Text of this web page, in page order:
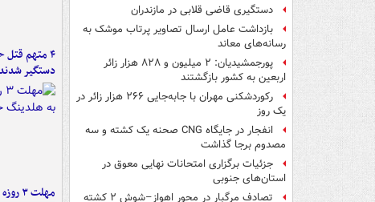
دستگیری قاضی قلابی در مازندران
بازداشت عامل ارسال تصاویر پرتاب موشک به
رسانه‌های معاند
پورجمشیدیان: ۲ میلیون و ۸۲۸ هزار زائر
اربعین به کشور بازگشتند
رکوردشکنی مهران با جابه‌جایی ۲۶۶ هزار زائر در
یک روز
انفجار در جایگاه CNG صحنه یک کشته و سه
مصدوم برجا گذاشت
جزئیات برگزاری امتحانات نهایی معوق در
استان‌های جنوبی
تصادف مرگبار در محور اهواز–شوش ۲ کشته
۴ متهم
دستگیر شدند
مهلت